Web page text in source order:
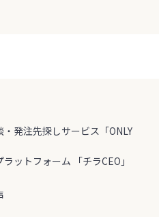
発注先探しサービス「ONLY
ットフォーム 「チラCEO」